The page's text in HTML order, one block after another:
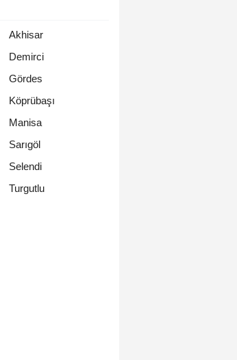
Akhisar
Demirci
Gördes
Köprübaşı
Manisa
Sarıgöl
Selendi
Turgutlu